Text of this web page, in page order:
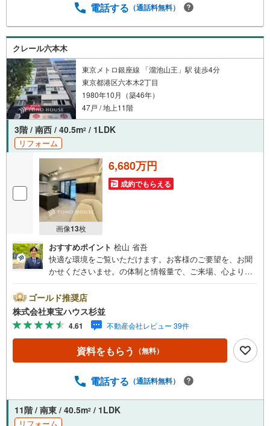
ての対策はお任せください。掲載されている物件は、弊社
い合わせください。※記載賃料等の収入や利回りは、将来に
わたり、得られることを保証するものではありません。※賃
料等については、賃貸中のものについては現在の賃料等
で、空室または所有者居住中等のものについては、周辺の
賃料相場に基づき、満室時を想定して表示しています。
電話する （通話料無料）
クレール六本木
東京メトロ銀座線 「溜池山王」駅 徒歩4分
東京都港区六本木2丁目
1980年10月（築46年）
47戸 / 地上11階
3階 / 南西 / 40.5m2 / 1LDK
リフォーム
画像13枚
6,680万円
成約でもらえる
おすすめポイント 桧山 省吾
快適な環境をご覧いただけます。お客様のご要望を、お聞
かせくださいませ。の体制と情報量で、ご来場、心よりお
「未来カレンダー」のご提案。・ 未来に起こるであろうご
自宅リフォームをオンライン上でご提案「ミラカレクラ
ブ」。・ 不動産売却時、ご自宅を綺麗にかつ瀟洒にさせる
CG加工ホームステイジングサービス。・ 購入者様へ、税
理士による確定申告の無料セミナーをご招待いたします。
◆ご予約に際して◆日時のご希望をお伝えください。（も
（居住中物件）の手配が必要な場合がございますのでご容
案内が可能となりますのでお手数ですがご一報ください。
◆物件のご案内は◆弊社へのご来社、お客様宅へのお迎
ゴールド推奨店
株式会社東宝ハウス杉並
4.61 不動産会社レビュー 39件
資料をもらう （無料）
電話する （通話料無料）
11階 / 南東 / 40.5m2 / 1LDK
リフォーム